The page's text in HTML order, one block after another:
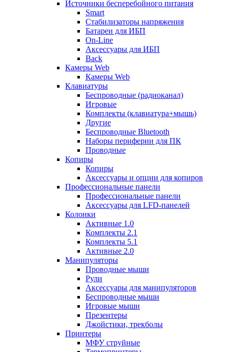
Источники бесперебойного питания
Smart
Стабилизаторы напряжения
Батареи для ИБП
On-Line
Аксессуары для ИБП
Back
Камеры Web
Камеры Web
Клавиатуры
Беспроводные (радиоканал)
Игровые
Комплекты (клавиатура+мышь)
Другие
Беспроводные Bluetooth
Наборы периферии для ПК
Проводные
Копиры
Копиры
Аксессуары и опции для копиров
Профессиональные панели
Профессиональные панели
Аксессуары для LFD-панелей
Колонки
Активные 1.0
Комплекты 2.1
Комплекты 5.1
Активные 2.0
Манипуляторы
Проводные мыши
Рули
Аксессуары для манипуляторов
Беспроводные мыши
Игровые мыши
Презентеры
Джойстики, трекболы
Принтеры
МФУ струйные